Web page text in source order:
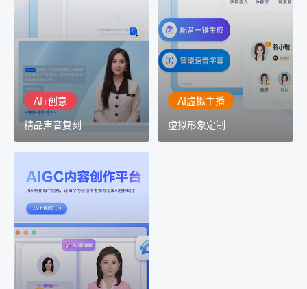
AI+创意
精品声音复刻
精品声音复刻
AI+创意：AIGC 能力集中
展示窗口，体验 AIGC 给
生活和生产带来的改变
AI虚拟主播
虚拟形象定制
讯飞智作：让每一个内容
创作者高效生产灵活定制
AIGC平台
用AI孵化每个创意
讯飞AIGC平台：让每个创
作者都拥有自己的专注AI
创作助手